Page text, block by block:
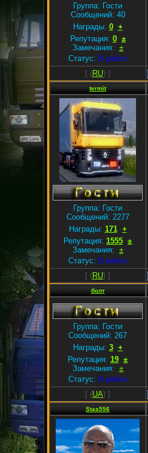
Группа: Гости
Сообщений: 40
Награды: 0 +
Репутация: 0 ±
Замечания: ±
Статус: В рейсе
[ (RU) ]
termit
Группа: Гости
Сообщений: 2277
Награды: 171 +
Репутация: 1555 ±
Замечания: ±
Статус: В рейсе
[ (RU) ]
болт
Группа: Гости
Сообщений: 267
Награды: 3 +
Репутация: 19 ±
Замечания: ±
Статус: В рейсе
[ (UA) ]
Stas556